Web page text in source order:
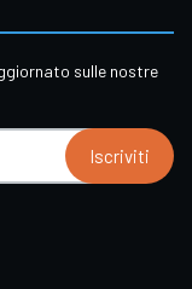
sulle nostre
Iscriviti